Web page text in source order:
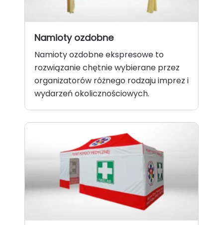
Namioty ozdobne
Namioty ozdobne ekspresowe to
rozwiązanie chętnie wybierane przez
organizatorów różnego rodzaju imprez i
wydarzeń okolicznościowych.